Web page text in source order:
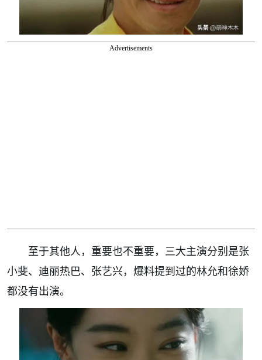
Advertisements
至于其他人，重要也不重要，三大主演分别是张
小斐、迪丽热巴、张艺兴，爆料提到过的林允和徐娇
都没有出演。